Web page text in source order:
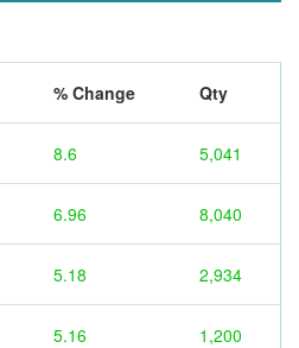
% Change Qty
8.6 5,041
6.96 8,040
5.18 2,934
5.16 1,200